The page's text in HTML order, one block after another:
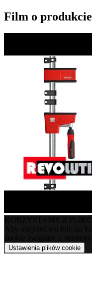
Film o produkcie
Ustawienia plików cookie